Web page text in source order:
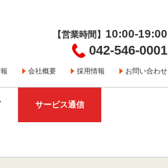
【営業時間】 10:00-19:00
042-546-0001
会社概要 採用情報 お問い合わせ
サービス通信